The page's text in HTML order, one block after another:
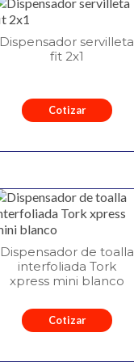
Dispensador servilleta
fit 2x1
Cotizar
Dispensador de toalla
interfoliada Tork
xpress mini blanco
Cotizar